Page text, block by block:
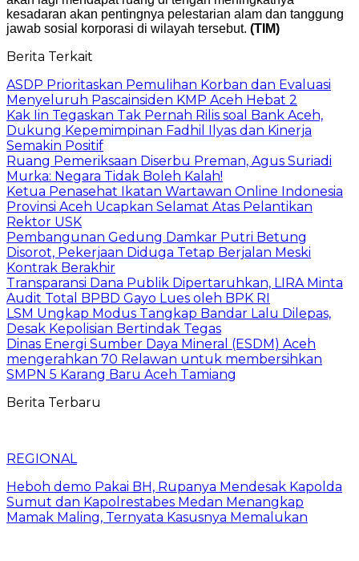
kesadaran akan pentingnya pelestarian alam dan tanggung
jawab sosial korporasi di wilayah tersebut. (TIM)
Berita Terkait
ASDP Prioritaskan Pemulihan Korban dan Evaluasi
Menyeluruh Pascainsiden KMP Aceh Hebat 2
Kak Iin Tegaskan Tak Pernah Rilis soal Bank Aceh,
Dukung Kepemimpinan Fadhil Ilyas dan Kinerja
Semakin Positif
Ruang Pemeriksaan Diserbu Preman, Agus Suriadi
Murka: Negara Tidak Boleh Kalah!
Ketua Penasehat Ikatan Wartawan Online Indonesia
Provinsi Aceh Ucapkan Selamat Atas Pelantikan
Rektor USK
Pembangunan Gedung Damkar Putri Betung
Disorot, Pekerjaan Diduga Tetap Berjalan Meski
Kontrak Berakhir
Transparansi Dana Publik Dipertaruhkan, LIRA Minta
Audit Total BPBD Gayo Lues oleh BPK RI
LSM Ungkap Modus Tangkap Bandar Lalu Dilepas,
Desak Kepolisian Bertindak Tegas
Dinas Energi Sumber Daya Mineral (ESDM) Aceh
mengerahkan 70 Relawan untuk membersihkan
SMPN 5 Karang Baru Aceh Tamiang
Berita Terbaru
REGIONAL
Heboh demo Pakai BH, Rupanya Mendesak Kapolda
Sumut dan Kapolrestabes Medan Menangkap
Mamak Maling, Ternyata Kasusnya Memalukan